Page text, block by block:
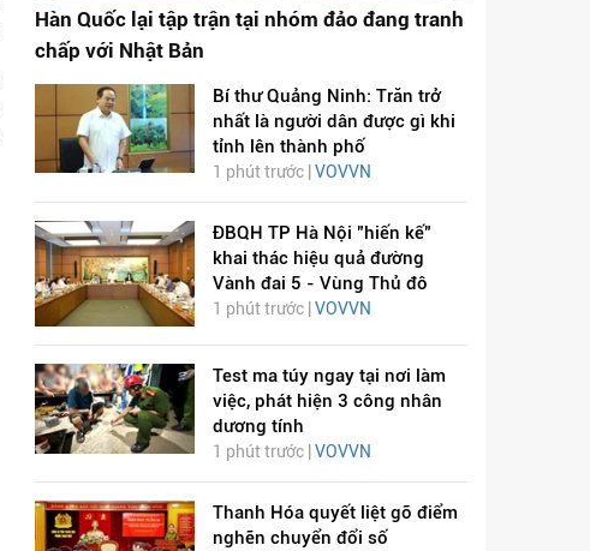
Hàn Quốc lại tập trận tại nhóm đảo đang tranh
chấp với Nhật Bản
Bí thư Quảng Ninh: Trăn trở
nhất là người dân được gì khi
tỉnh lên thành phố
1 phút trước | VOVVN
ĐBQH TP Hà Nội "hiến kế"
khai thác hiệu quả đường
Vành đai 5 - Vùng Thủ đô
1 phút trước | VOVVN
Test ma túy ngay tại nơi làm
việc, phát hiện 3 công nhân
dương tính
1 phút trước | VOVVN
Thanh Hóa quyết liệt gỡ điểm
nghẽn chuyển đổi số